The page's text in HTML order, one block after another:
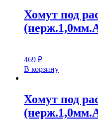
Хомут под
469 ₽
В корзину
Хомут под